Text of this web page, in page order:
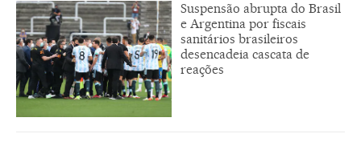
Suspensão abrupta do Brasil
e Argentina por fiscais
sanitários brasileiros
desencadeia cascata de
reações